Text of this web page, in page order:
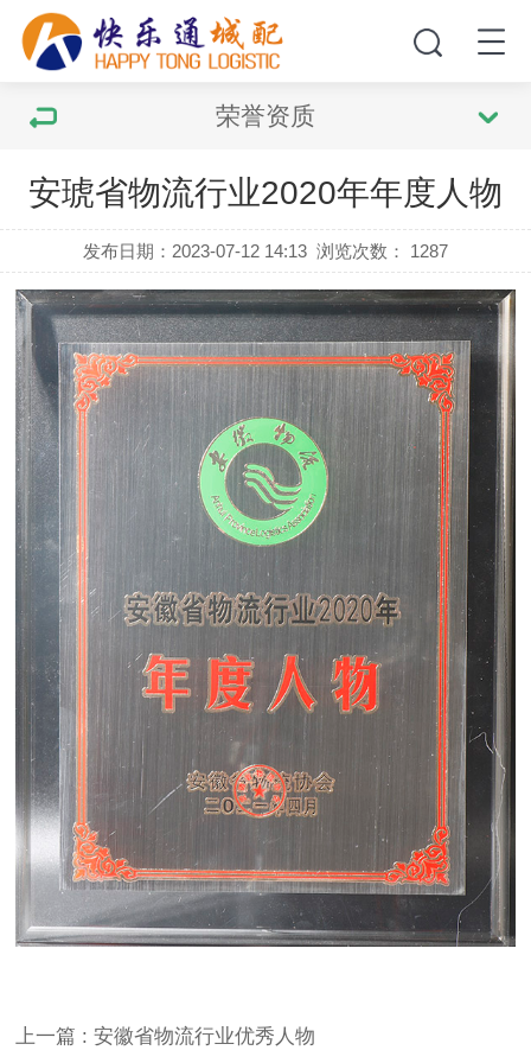
荣誉资质
安琥省物流行业2020年年度人物
发布日期：2023-07-12 14:13 浏览次数： 1287
上一篇 : 安徽省物流行业优秀人物